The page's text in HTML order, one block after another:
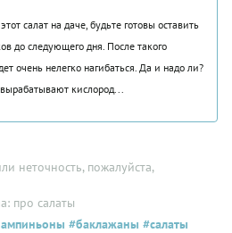
салат на даче, будьте готовы оставить
до следующего дня. После такого
очень нелегко нагибаться. Да и надо ли?
кислород...
неточность, пожалуйста,
про салаты
#баклажаны #салаты